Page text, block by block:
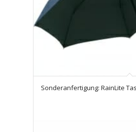
Sonderanfertigung: RainLite